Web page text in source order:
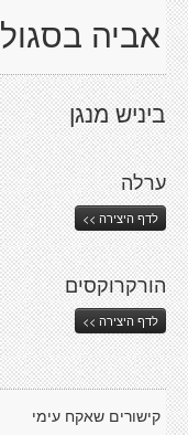
אביה בסגול
ביניש מנגן
ערלה
לדף היצירה >>
הורקרוקסים
לדף היצירה >>
קישורים שאקח עימי